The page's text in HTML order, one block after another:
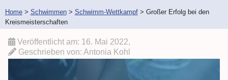
Home> Schwimmen> Schwimm-Wettkampf> Großer Erfolg bei den
Kreismeisterschaften
Veröffentlicht am: 16. Mai 2022,
Geschrieben von: Antonia Kohl